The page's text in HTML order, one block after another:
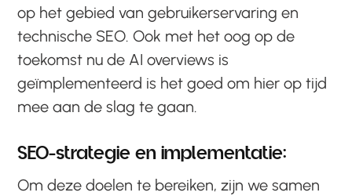
op het gebied van gebruikerservaring en
technische SEO. Ook met het oog op de
toekomst nu de AI overviews is
geïmplementeerd is het goed om hier op tijd
mee aan de slag te gaan.
SEO-strategie en implementatie:
Om deze doelen te bereiken, zijn we samen